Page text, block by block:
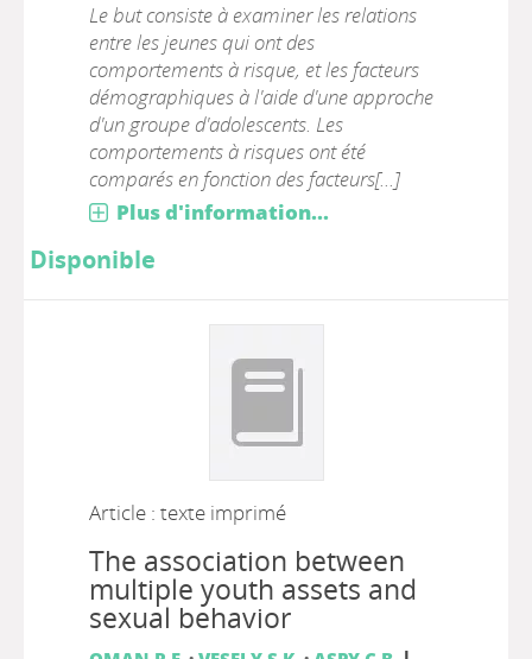
Le but consiste à examiner les relations
entre les jeunes qui ont des
comportements à risque, et les facteurs
démographiques à l'aide d'une approche
d'un groupe d'adolescents. Les
comportements à risques ont été
comparés en fonction des facteurs[...]
Plus d'information...
Disponible
Article : texte imprimé
The association between
multiple youth assets and
sexual behavior